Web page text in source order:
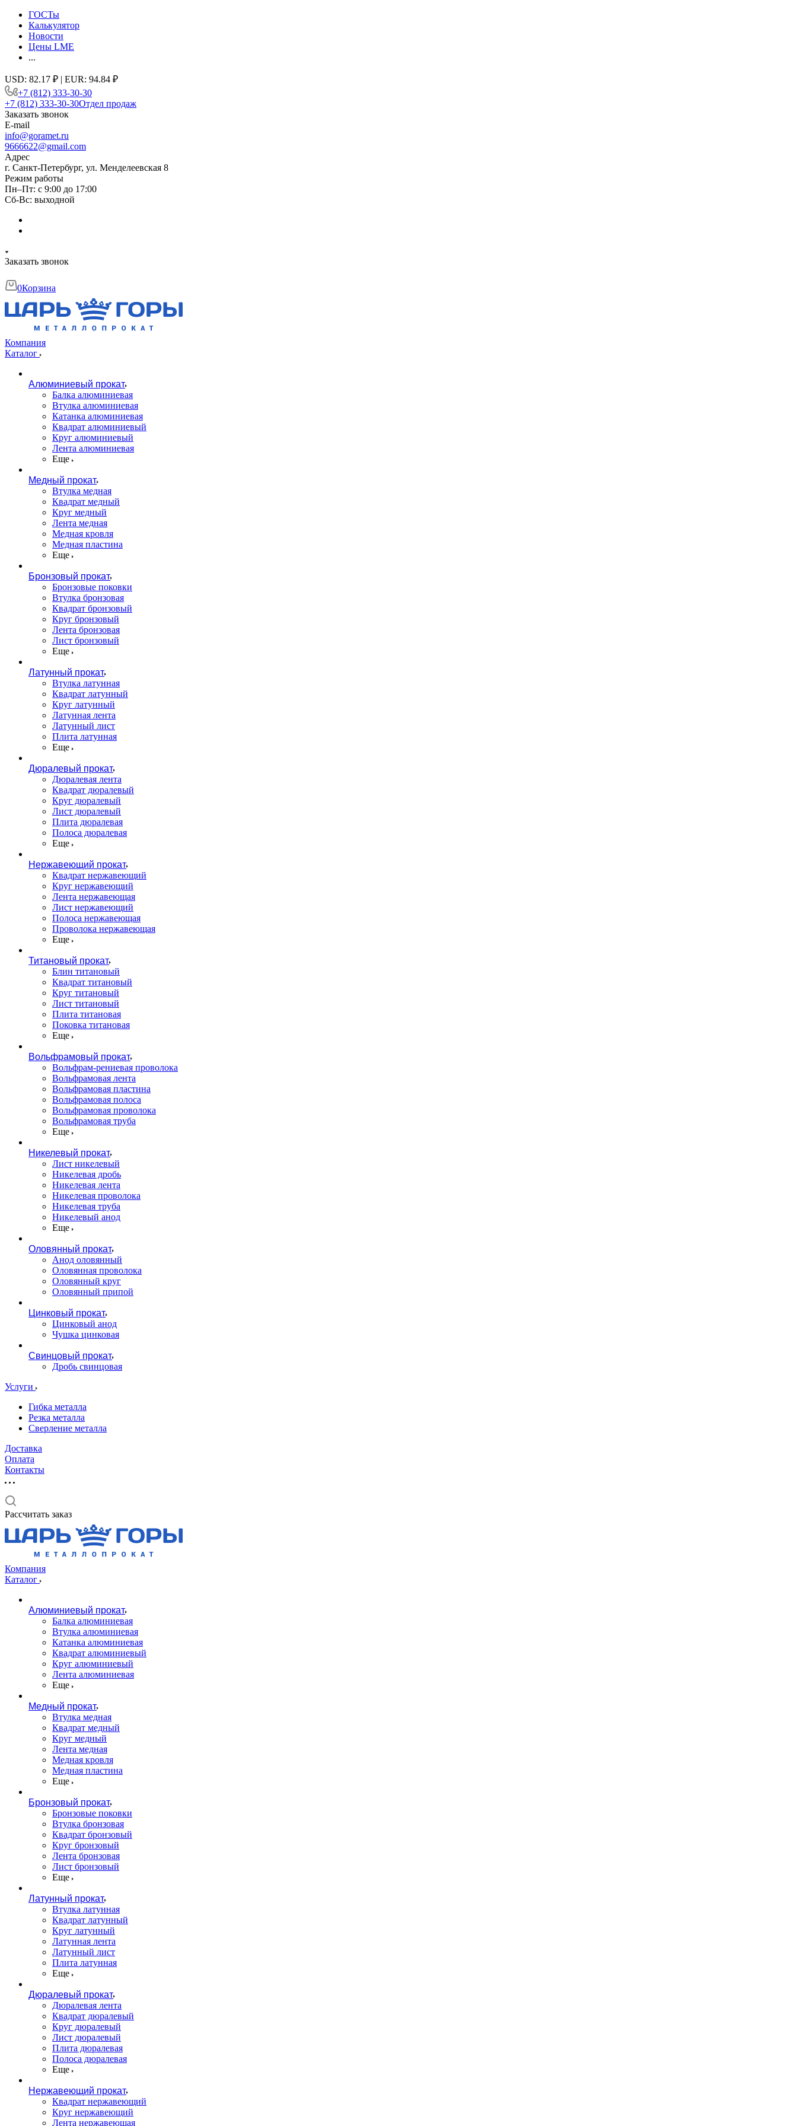
ГОСТы
Калькулятор
Новости
Цены LME
...
USD: 82.17 ₽ | EUR: 94.84 ₽
+7 (812) 333-30-30
+7 (812) 333-30-30Отдел продаж
Заказать звонок
E-mail
info@goramet.ru
9666622@gmail.com
Адрес
г. Санкт-Петербург, ул. Менделеевская 8
Режим работы
Пн–Пт: с 9:00 до 17:00
Сб-Вс: выходной
Заказать звонок
0Корзина
Компания
Каталог
Алюминиевый прокат
Балка алюминиевая
Втулка алюминиевая
Катанка алюминиевая
Квадрат алюминиевый
Круг алюминиевый
Лента алюминиевая
Еще
Медный прокат
Втулка медная
Квадрат медный
Круг медный
Лента медная
Медная кровля
Медная пластина
Еще
Бронзовый прокат
Бронзовые поковки
Втулка бронзовая
Квадрат бронзовый
Круг бронзовый
Лента бронзовая
Лист бронзовый
Еще
Латунный прокат
Втулка латунная
Квадрат латунный
Круг латунный
Латунная лента
Латунный лист
Плита латунная
Еще
Дюралевый прокат
Дюралевая лента
Квадрат дюралевый
Круг дюралевый
Лист дюралевый
Плита дюралевая
Полоса дюралевая
Еще
Нержавеющий прокат
Квадрат нержавеющий
Круг нержавеющий
Лента нержавеющая
Лист нержавеющий
Полоса нержавеющая
Проволока нержавеющая
Еще
Титановый прокат
Блин титановый
Квадрат титановый
Круг титановый
Лист титановый
Плита титановая
Поковка титановая
Еще
Вольфрамовый прокат
Вольфрам-рениевая проволока
Вольфрамовая лента
Вольфрамовая пластина
Вольфрамовая полоса
Вольфрамовая проволока
Вольфрамовая труба
Еще
Никелевый прокат
Лист никелевый
Никелевая дробь
Никелевая лента
Никелевая проволока
Никелевая труба
Никелевый анод
Еще
Оловянный прокат
Анод оловянный
Оловянная проволока
Оловянный круг
Оловянный припой
Цинковый прокат
Цинковый анод
Чушка цинковая
Свинцовый прокат
Дробь свинцовая
Услуги
Гибка металла
Резка металла
Сверление металла
Доставка
Оплата
Контакты
Рассчитать заказ
Компания
Каталог
Алюминиевый прокат
Балка алюминиевая
Втулка алюминиевая
Катанка алюминиевая
Квадрат алюминиевый
Круг алюминиевый
Лента алюминиевая
Еще
Медный прокат
Втулка медная
Квадрат медный
Круг медный
Лента медная
Медная кровля
Медная пластина
Еще
Бронзовый прокат
Бронзовые поковки
Втулка бронзовая
Квадрат бронзовый
Круг бронзовый
Лента бронзовая
Лист бронзовый
Еще
Латунный прокат
Втулка латунная
Квадрат латунный
Круг латунный
Латунная лента
Латунный лист
Плита латунная
Еще
Дюралевый прокат
Дюралевая лента
Квадрат дюралевый
Круг дюралевый
Лист дюралевый
Плита дюралевая
Полоса дюралевая
Еще
Нержавеющий прокат
Квадрат нержавеющий
Круг нержавеющий
Лента нержавеющая